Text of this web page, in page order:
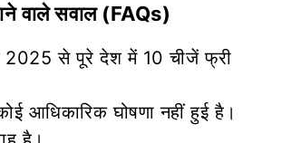
वाले सवाल (FAQs)
2025 से पूरे देश में 10 चीजें फ्री
आधिकारिक घोषणा नहीं हुई है।